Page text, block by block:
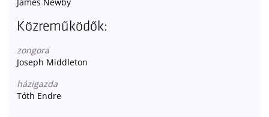
Közreműködők:
zongora
Joseph Middleton
házigazda
Tóth Endre